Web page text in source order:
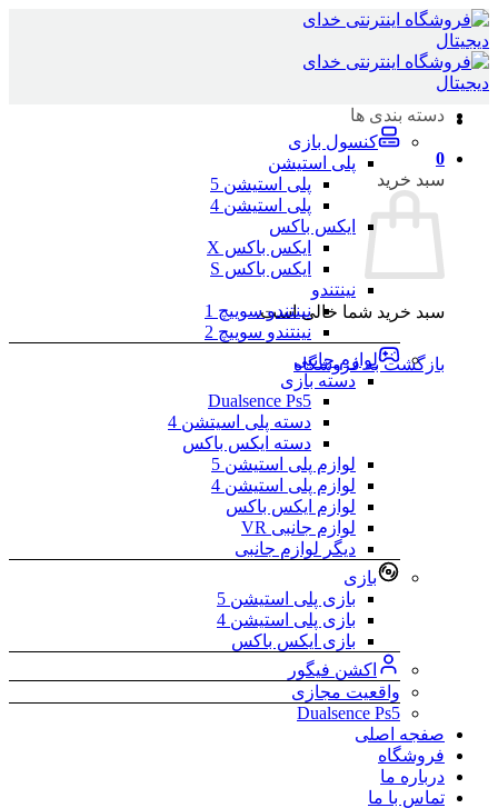
Skip
to
content
0
سبد خرید
سبد خرید شما خالی است.
بازگشت به فروشگاه
دسته بندی ها
کنسول بازی
پلی استیشن
پلی استیشن 5
پلی استیشن 4
ایکس باکس
ایکس باکس X
ایکس باکس S
نینتندو
نینتندو سوییچ 1
نینتندو سوییچ 2
لوازم جانبی
دسته بازی
Dualsence Ps5
دسته پلی اسیتشن 4
دسته ایکس باکس
لوازم پلی استیشن 5
لوازم پلی استیشن 4
لوازم ایکس باکس
لوازم جانبی VR
دیگر لوازم جانبی
بازی
بازی پلی استیشن 5
بازی پلی استیشن 4
بازی ایکس باکس
اکشن فیگور
واقعیت مجازی
Dualsence Ps5
صفجه اصلی
فروشگاه
درباره ما
تماس با ما